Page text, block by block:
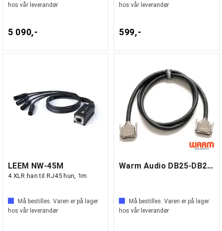
hos vår leverandør
5 090,-
hos vår leverandør
599,-
LEEM NW-45M
4 XLR han til RJ45 hun, 1m
Må bestilles. Varen er på lager
hos vår leverandør
Warm Audio DB25-DB25 3m
Må bestilles. Varen er på lager
hos vår leverandør